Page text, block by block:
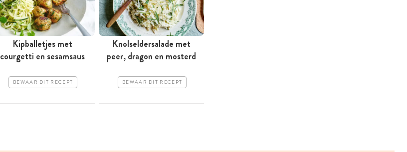
Kipballetjes met
courgetti en sesamsaus
BEWAAR DIT RECEPT
Knolseldersalade met
peer, dragon en mosterd
BEWAAR DIT RECEPT